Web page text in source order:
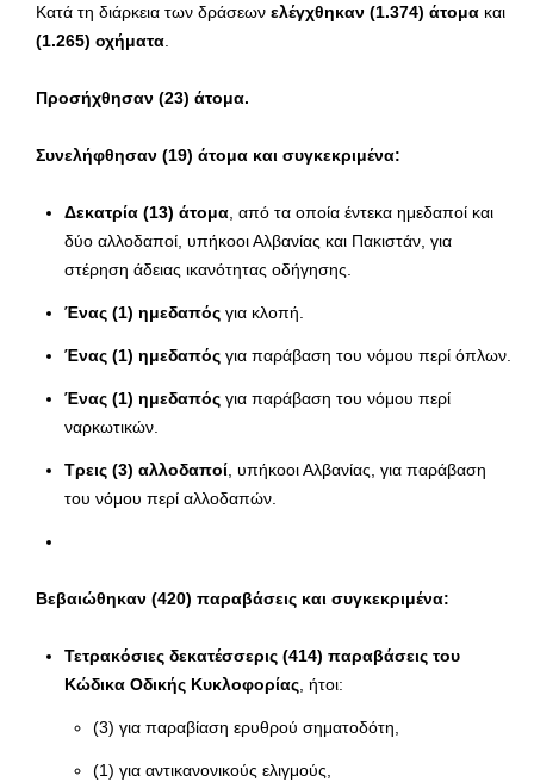
Κατά τη διάρκεια των δράσεων ελέγχθηκαν (1.374) άτομα και
(1.265) οχήματα
Προσήχθησαν (23) άτομα.
Συνελήφθησαν (19) άτομα και συγκεκριμένα:
Δεκατρία (13) άτομα , από τα οποία έντεκα ημεδαποί και
δύο αλλοδαποί, υπήκοοι Αλβανίας και Πακιστάν, για
στέρηση άδειας ικανότητας οδήγησης.
Ένας (1) ημεδαπός για κλοπή.
Ένας (1) ημεδαπός για παράβαση του νόμου περί όπλων.
Ένας (1) ημεδαπός για παράβαση του νόμου περί
ναρκωτικών.
Τρεις (3) αλλοδαποί , υπήκοοι Αλβανίας, για παράβαση
του νόμου περί αλλοδαπών.
Βεβαιώθηκαν (420) παραβάσεις και συγκεκριμένα:
Τετρακόσιες δεκατέσσερις (414) παραβάσεις του
Κώδικα Οδικής Κυκλοφορίας , ήτοι:
(3) για παραβίαση ερυθρού σηματοδότη,
(1) για αντικανονικούς ελιγμούς,